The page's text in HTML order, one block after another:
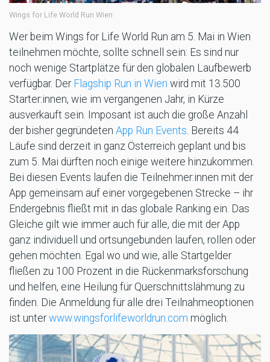
Wings for Life World Run Wien
Wer beim Wings for Life World Run am 5. Mai in Wien
teilnehmen möchte, sollte schnell sein: Es sind nur
noch wenige Startplätze für den globalen Laufbewerb
verfügbar. Der Flagship Run in Wien wird mit 13.500
Starter:innen, wie im vergangenen Jahr, in Kürze
ausverkauft sein. Imposant ist auch die große Anzahl
der bisher gegründeten App Run Events . Bereits 44
Läufe sind derzeit in ganz Österreich geplant und bis
zum 5. Mai dürften noch einige weitere hinzukommen.
Bei diesen Events laufen die Teilnehmer:innen mit der
App gemeinsam auf einer vorgegebenen Strecke – ihr
Endergebnis fließt mit in das globale Ranking ein. Das
Gleiche gilt wie immer auch für alle, die mit der App
ganz individuell und ortsungebunden laufen, rollen oder
gehen möchten. Egal wo und wie, alle Startgelder
fließen zu 100 Prozent in die Rückenmarksforschung
und helfen, eine Heilung für Querschnittslähmung zu
finden. Die Anmeldung für alle drei Teilnahmeoptionen
ist unterwww.wingsforlifeworldrun.com möglich.